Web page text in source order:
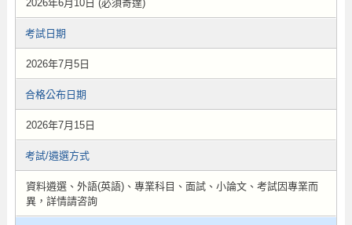
2026年6月10日 (必須寄達)
考試日期
2026年7月5日
合格公布日期
2026年7月15日
考試/遴選方式
資料遴選、外語(英語)、專業科目、面試、小論文、考試因專業而
異，詳情請咨詢